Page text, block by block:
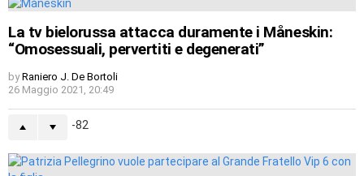
La tv bielorussa attacca duramente i Måneskin:
“Omosessuali, pervertiti e degenerati”
by Raniero J. De Bortoli
26 Maggio 2021, 20:49
-82